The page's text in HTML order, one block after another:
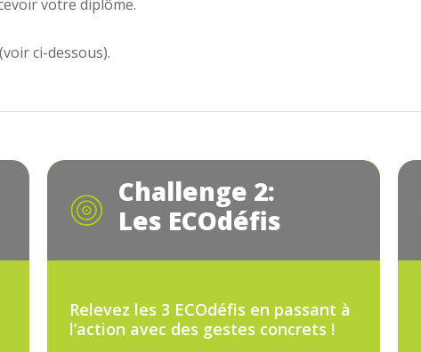
votre diplôme.
ci-dessous).
Challenge 2:
Les ECOdéfis
Relevez les 3 ECOdéfis en passant à
l’action avec des gestes concrets !